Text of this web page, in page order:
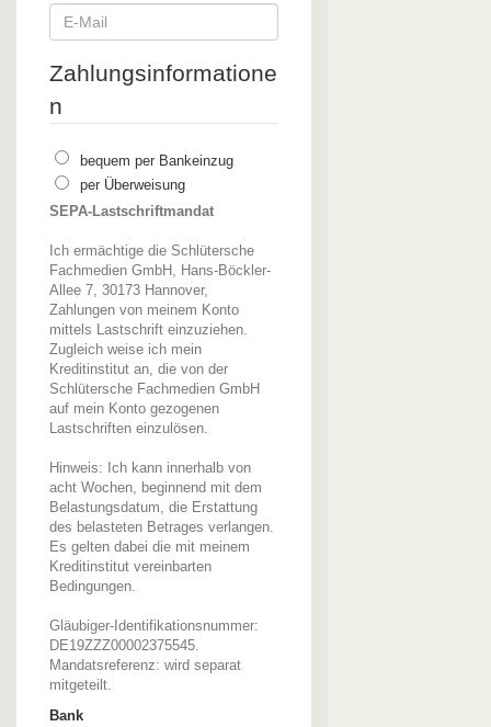
Zahlungsinformatione
n
bequem per Bankeinzug
per Überweisung
SEPA-Lastschriftmandat
Ich ermächtige die Schlütersche
Fachmedien GmbH, Hans-Böckler-
Allee 7, 30173 Hannover,
Zahlungen von meinem Konto
mittels Lastschrift einzuziehen.
Zugleich weise ich mein
Kreditinstitut an, die von der
Schlütersche Fachmedien GmbH
auf mein Konto gezogenen
Lastschriften einzulösen.
Hinweis: Ich kann innerhalb von
acht Wochen, beginnend mit dem
Belastungsdatum, die Erstattung
des belasteten Betrages verlangen.
Es gelten dabei die mit meinem
Kreditinstitut vereinbarten
Bedingungen.
Gläubiger-Identifikationsnummer:
DE19ZZZ00002375545.
Mandatsreferenz: wird separat
mitgeteilt.
Bank